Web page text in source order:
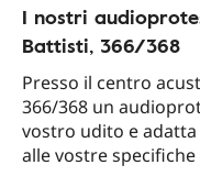
I nostri
Battisti, 366/368
Presso il centro
366/368 un
vostro udito e
alle vostre specifiche